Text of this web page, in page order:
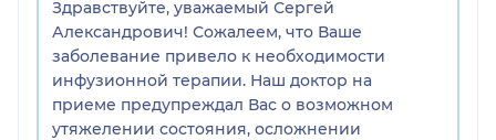
Здравствуйте, уважаемый Сергей
Александрович! Сожалеем, что Ваше
заболевание привело к необходимости
инфузионной терапии. Наш доктор на
приеме предупреждал Вас о возможном
утяжелении состояния, осложнении